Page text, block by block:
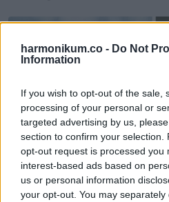
harmonikum.co - Do Not
Information
If you wish to opt-out of the sale,
processing of your personal or
targeted advertising by us,
section to confirm your selection.
opt-out request is processed you
interest-based ads based on
us or personal information
your opt-out. You may